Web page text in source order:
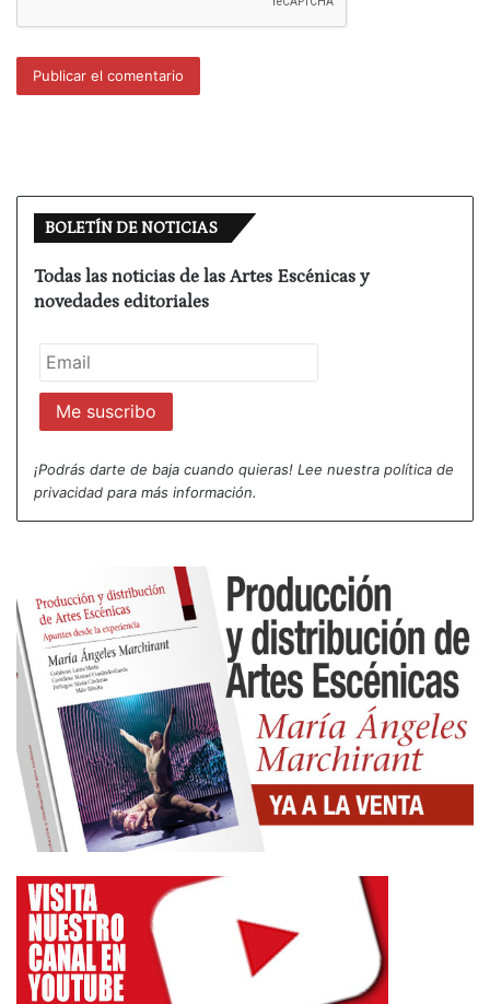
BOLETÍN DE NOTICIAS
Todas las noticias de las Artes Escénicas y
novedades editoriales
¡Podrás darte de baja cuando quieras! Lee nuestra política de
privacidad para más información.